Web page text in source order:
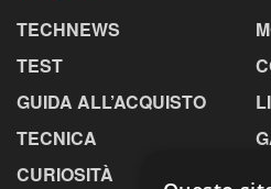
TECHNEWS
TEST
GUIDA ALL’ACQUISTO
TECNICA
CURIOSITÀ